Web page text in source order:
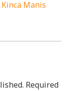
Manis
Required